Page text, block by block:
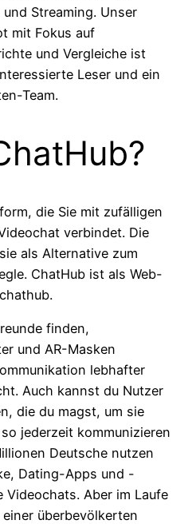
Streaming. Unser
mit Fokus auf
und Vergleiche ist
Leser und ein
Team.
die Sie mit zufälligen
verbindet. Die
als Alternative zum
ChatHub ist als Web-
finden,
und AR-Masken
lebhafter
Auch kannst du Nutzer
die du magst, um sie
jederzeit kommunizieren
Deutsche nutzen
Dating-Apps und -
Videochats. Aber im Laufe
überbevölkerten